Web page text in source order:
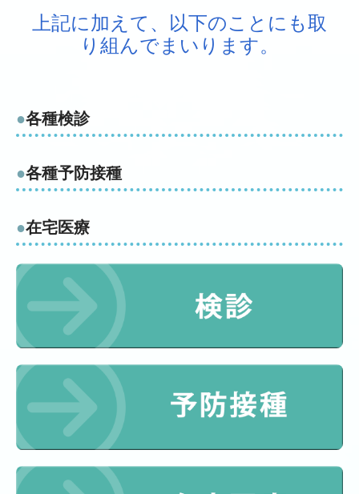
上記に加えて、以下のことにも取
り組んでまいります。
●各種検診
●各種予防接種
●在宅医療